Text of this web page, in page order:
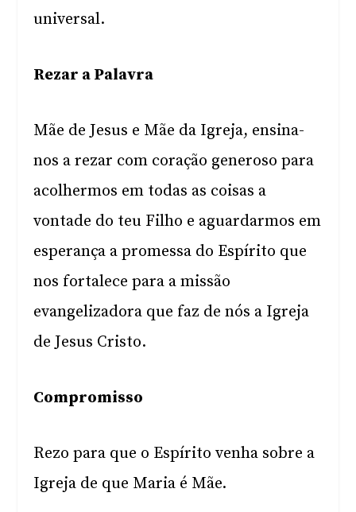
universal.
Rezar a Palavra
Mãe de Jesus e Mãe da Igreja, ensina-
nos a rezar com coração generoso para
acolhermos em todas as coisas a
vontade do teu Filho e aguardarmos em
esperança a promessa do Espírito que
nos fortalece para a missão
evangelizadora que faz de nós a Igreja
de Jesus Cristo.
Compromisso
Rezo para que o Espírito venha sobre a
Igreja de que Maria é Mãe.